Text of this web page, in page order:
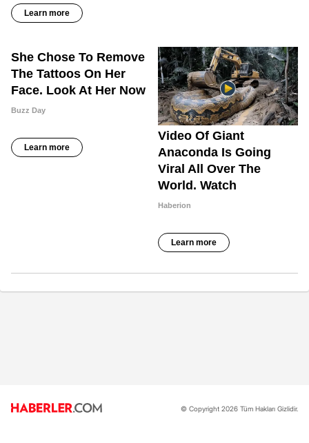
© Copyright 2026 Tüm Hakları Gizlidir.